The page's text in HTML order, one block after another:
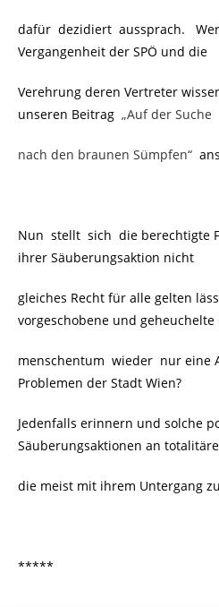
dafür dezidiert aussprach.
Vergangenheit der SPÖ und die
Verehrung deren Vertreter
unseren Beitrag „Auf der Suche
nach den braunen Sümpfen“
Nun stellt sich die berechtigte
ihrer Säuberungsaktion nicht
gleiches Recht für alle gelten
vorgeschobene und geheuchelte
menschentum wieder nur eine
Problemen der Stadt Wien?
Jedenfalls erinnern und solche
Säuberungsaktionen an
die meist mit ihrem Untergang
*****